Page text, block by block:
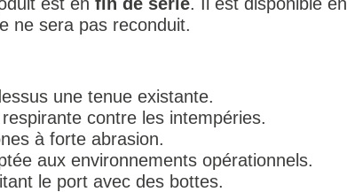
ne sera pas reconduit.
une tenue existante.
contre les intempéries.
à forte abrasion.
aux environnements opérationnels.
le port avec des bottes.